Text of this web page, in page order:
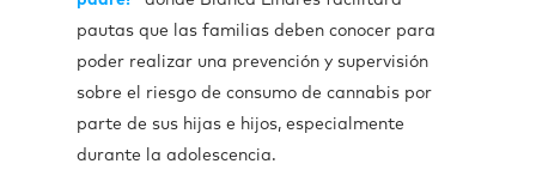
pautas que las familias deben conocer para
poder realizar una prevención y supervisión
sobre el riesgo de consumo de cannabis por
parte de sus hijas e hijos, especialmente
durante la adolescencia.